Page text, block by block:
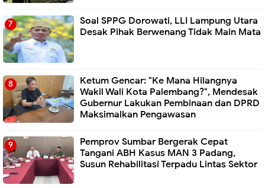
Soal SPPG Dorowati, LLI Lampung Utara
Desak Pihak Berwenang Tidak Main Mata
Ketum Gencar: "Ke Mana Hilangnya
Wakil Wali Kota Palembang?", Mendesak
Gubernur Lakukan Pembinaan dan DPRD
Maksimalkan Pengawasan
Pemprov Sumbar Bergerak Cepat
Tangani ABH Kasus MAN 3 Padang,
Susun Rehabilitasi Terpadu Lintas Sektor